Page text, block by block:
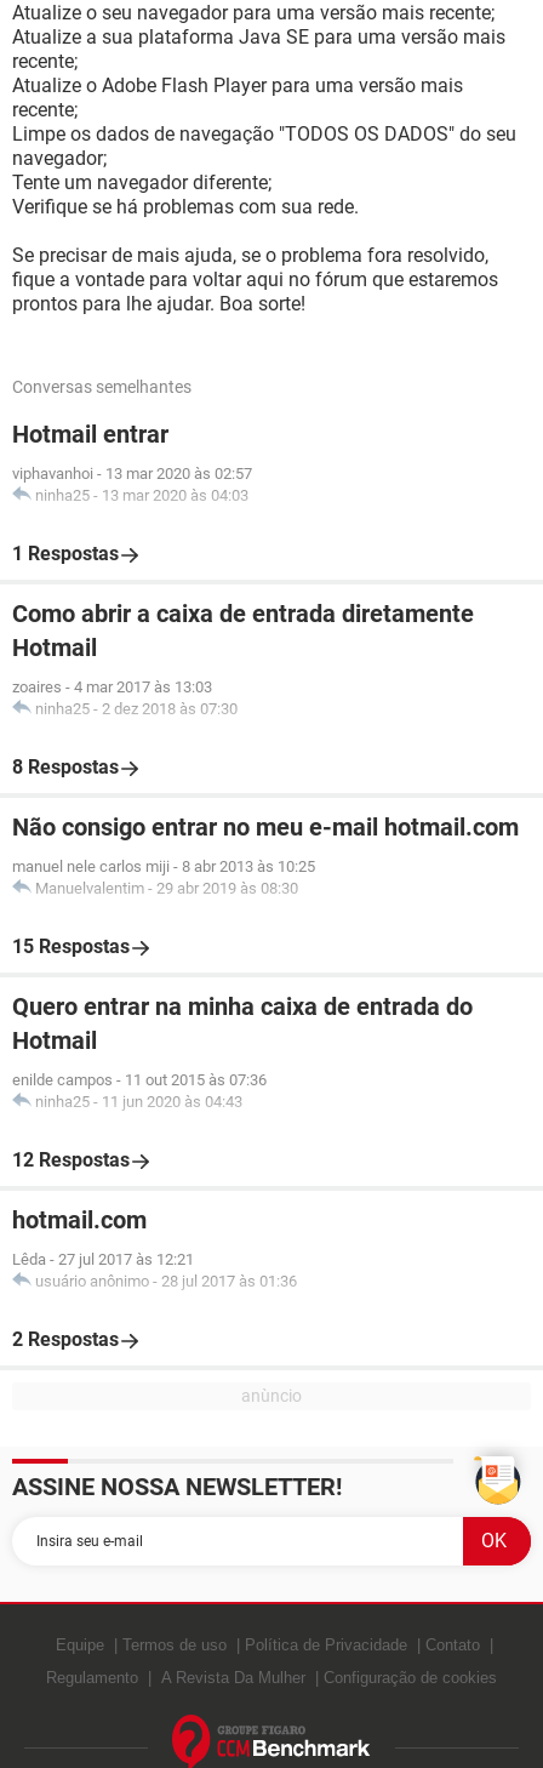
Atualize o seu navegador para uma versão mais recente;
Atualize a sua plataforma Java SE para uma versão mais
recente;
Atualize o Adobe Flash Player para uma versão mais
recente;
Limpe os dados de navegação "TODOS OS DADOS" do seu
navegador;
Tente um navegador diferente;
Verifique se há problemas com sua rede.
Se precisar de mais ajuda, se o problema fora resolvido,
fique a vontade para voltar aqui no fórum que estaremos
prontos para lhe ajudar. Boa sorte!
Conversas semelhantes
Hotmail entrar
viphavanhoi - 13 mar 2020 às 02:57
ninha25 - 13 mar 2020 às 04:03
1 Respostas
Como abrir a caixa de entrada diretamente
Hotmail
zoaires - 4 mar 2017 às 13:03
ninha25 - 2 dez 2018 às 07:30
8 Respostas
Não consigo entrar no meu e-mail hotmail.com
manuel nele carlos miji - 8 abr 2013 às 10:25
Manuelvalentim - 29 abr 2019 às 08:30
15 Respostas
Quero entrar na minha caixa de entrada do
Hotmail
enilde campos - 11 out 2015 às 07:36
ninha25 - 11 jun 2020 às 04:43
12 Respostas
hotmail.com
Lêda - 27 jul 2017 às 12:21
usuário anônimo - 28 jul 2017 às 01:36
2 Respostas
ASSINE NOSSA NEWSLETTER!
Equipe Termos de uso Política de Privacidade
Contato
Regulamento
A Revista Da Mulher Configuração de cookies